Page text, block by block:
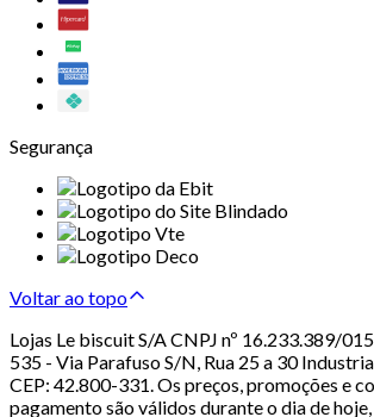
Segurança
Voltar ao topo
Lojas Le biscuit S/A CNPJ nº 16.233.389/
535 - Via Parafuso S/N, Rua 25 a 30
CEP: 42.800-331. Os preços, promoções e
pagamento são válidos durante o dia de